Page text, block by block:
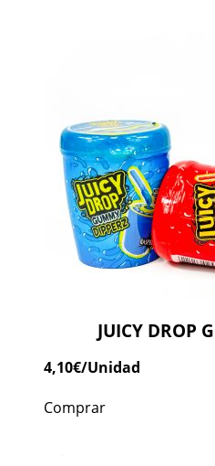
JUICY DROP
4,10€/Unidad
Comprar